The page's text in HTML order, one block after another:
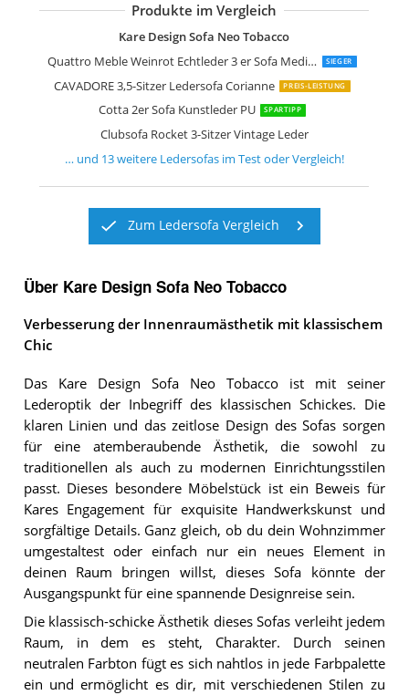
Produkte im Vergleich
Kare Design Sofa Neo Tobacco
Quattro Meble Weinrot Echtleder 3 er Sofa Mediolan
SIEGER
CAVADORE 3,5-Sitzer Ledersofa Corianne PREIS-LEISTUNG
Cotta 2er Sofa Kunstleder PU SPARTIPP
Clubsofa Rocket 3-Sitzer Vintage Leder
Mivano Zweisitzer Leder-Sofa
CAVADORE 2,5-Sitzer Sofa Corianne
CAVADORE 3,5-Sitzer Ledersofa
CAVADORE 3-Sitzer Sofa Corianne
Braunes Leder-schlafsofa modernes
… und 13weitere Ledersofasim Test oder Vergleich!
Zum Ledersofa Vergleich
Über Kare Design Sofa Neo Tobacco
Verbesserung der Innenraumästhetik mit klassischem
Chic
Das Kare Design Sofa Neo Tobacco ist mit seiner
Lederoptik der Inbegriff des klassischen Schickes. Die
klaren Linien und das zeitlose Design des Sofas sorgen
für eine atemberaubende Ästhetik, die sowohl zu
traditionellen als auch zu modernen Einrichtungsstilen
passt. Dieses besondere Möbelstück ist ein Beweis für
Kares Engagement für exquisite Handwerkskunst und
sorgfältige Details. Ganz gleich, ob du dein Wohnzimmer
umgestaltest oder einfach nur ein neues Element in
deinen Raum bringen willst, dieses Sofa könnte der
Ausgangspunkt für eine spannende Designreise sein.
Die klassisch-schicke Ästhetik dieses Sofas verleiht jedem
Raum, in dem es steht, Charakter. Durch seinen
neutralen Farbton fügt es sich nahtlos in jede Farbpalette
ein und ermöglicht es dir, mit verschiedenen Stilen zu